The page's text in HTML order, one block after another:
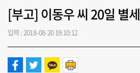
[부고] 이동우 씨 20일 별세
입력 : 2018-08-20 19:10:12